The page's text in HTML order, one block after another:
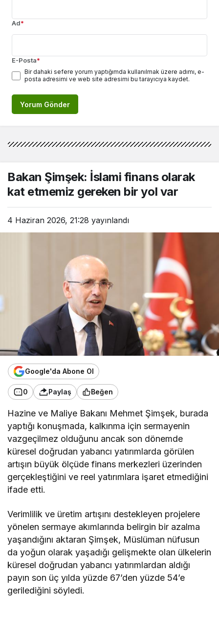
Ad*
E-Posta*
Bir dahaki sefere yorum yaptığımda kullanılmak üzere adımı, e-
posta adresimi ve web site adresimi bu tarayıcıya kaydet.
Yorum Gönder
Bakan Şimşek: İslami finans olarak
kat etmemiz gereken bir yol var
4 Haziran 2026, 21:28 yayınlandı
Google'da Abone Ol
0 Paylaş Beğen
Hazine ve Maliye Bakanı Mehmet Şimşek, burada
yaptığı konuşmada, kalkınma için sermayenin
vazgeçilmez olduğunu ancak son dönemde
küresel doğrudan yabancı yatırımlarda görülen
artışın büyük ölçüde finans merkezleri üzerinden
gerçekleştiğini ve reel yatırımlara işaret etmediğini
ifade etti.
Verimlilik ve üretim artışını destekleyen projelere
yönelen sermaye akımlarında belirgin bir azalma
yaşandığını aktaran Şimşek, Müslüman nüfusun
da yoğun olarak yaşadığı gelişmekte olan ülkelerin
küresel doğrudan yabancı yatırımlardan aldığı
payın son üç yılda yüzde 67’den yüzde 54’e
gerilediğini söyledi.